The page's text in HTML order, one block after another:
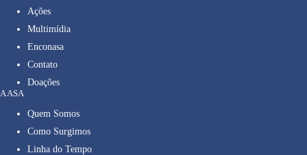
Ações
Multimídia
Enconasa
Contato
Doações
A ASA
Quem Somos
Como Surgimos
Linha do Tempo